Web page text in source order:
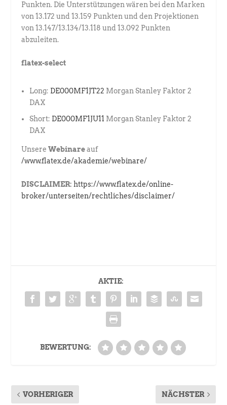
Punkten. Die Unterstützungen wären bei den Marken
von 13.172 und 13.159 Punkten und den Projektionen
von 13.147/13.134/13.118 und 13.092 Punkten
abzuleiten.
flatex-select
Long: DE000MF1JT22 Morgan Stanley Faktor 2
DAX
Short: DE000MF1JU11 Morgan Stanley Faktor 2
DAX
UnsereWebinareauf
/www.flatex.de/akademie/webinare/
DISCLAIMER: https://www.flatex.de/online-
broker/unterseiten/rechtliches/disclaimer/
AKTIE:
BEWERTUNG:
VORHERIGER NÄCHSTER